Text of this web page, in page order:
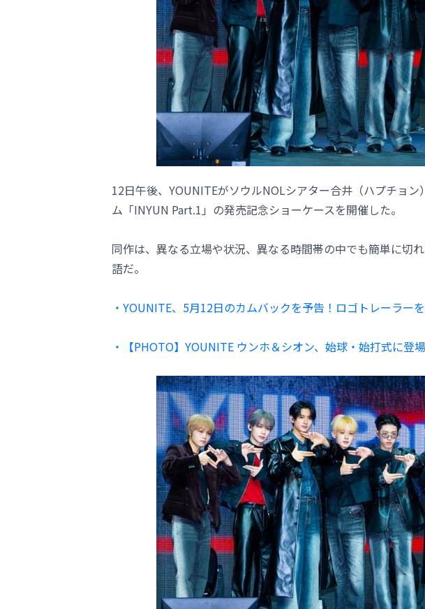
12日午後、YOUNITEがソウルNOLシアター合井（ハプチョ
ム「INYUN Part.1」の発売記念ショーケースを開催した。
同作は、異なる立場や状況、異なる時間帯の中でも簡単に切
語だ。
・YOUNITE、5月12日のカムバックを予告！ロゴトレーラー
・【PHOTO】YOUNITE ウンホ＆シオン、始球・始打式に